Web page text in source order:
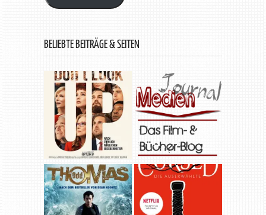
BELIEBTE BEITRÄGE & SEITEN